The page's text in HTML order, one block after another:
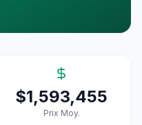
$1,593,455
Prix Moy.